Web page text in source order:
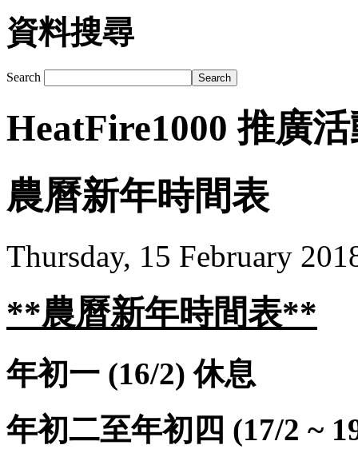
資料搜尋
Search
HeatFire1000 推廣
農曆新年時間表
Thursday, 15 February
**農曆新年時間表**
年初一 (16/2) 休息
年初二至年初四 (17/2 ~